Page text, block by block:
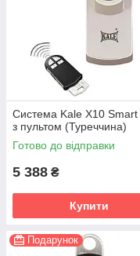
Система Kale X10 Smart
з пультом (Туреччина)
Готово до відправки
5 388 ₴
Купити
Подарунок